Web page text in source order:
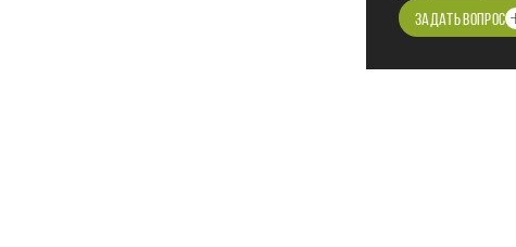
ЗАДАТЬ ВОПРОС